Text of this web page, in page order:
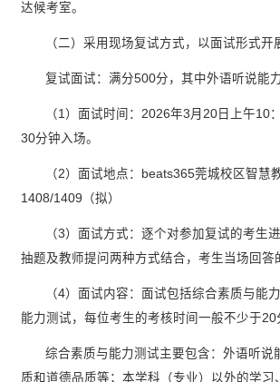
达候考室。
（二）采用现场复试方式，以面试形式开
复试面试：满分500分，其中外语听说能
（1）面试时间：2026年3月20日上午10
30分钟入场。
（2）面试地点：beats365莞城校区智慧
1408/1409（拟）
（3）面试方式：逐个对参加复试的考生
抽题及教师提问两种方式结合，考生当场回答
（4）面试内容：面试包括综合素质与能
能力测试，每位考生的考核时间一般不少于20
综合素质与能力测试主要包含：外语听说
质和道德品质等；本学科（专业）以外的学习